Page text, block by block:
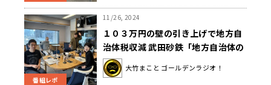
番組レポ
11/26, 2024
１０３万円の壁の引き上げで地方自
治体税収減 武田砂鉄「地方自治体の
首長たちが不安や不満を示すのは当
然」
大竹まこと ゴールデンラジオ！